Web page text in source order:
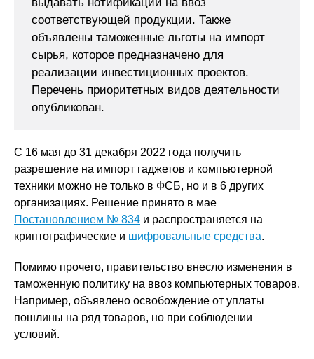
соответствующей продукции. Также
объявлены таможенные льготы на импорт
сырья, которое предназначено для
реализации инвестиционных проектов.
Перечень приоритетных видов деятельности
опубликован.
С 16 мая до 31 декабря 2022 года получить
разрешение на импорт гаджетов и компьютерной
техники можно не только в ФСБ, но и в 6 других
организациях. Решение принято в мае
Постановлением № 834 и распространяется на
криптографические и шифровальные средства.
Помимо прочего, правительство внесло изменения в
таможенную политику на ввоз компьютерных товаров.
Например, объявлено освобождение от уплаты
пошлины на ряд товаров, но при соблюдении
условий.